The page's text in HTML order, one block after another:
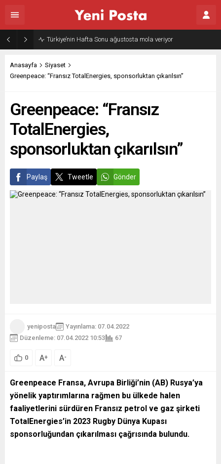
Türkiye’nin Hafta Sonu ağustosta mola veriyor
Anasayfa
Siyaset
Greenpeace: “Fransız TotalEnergies, sponsorluktan çıkarılsın”
Greenpeace: “Fransız
TotalEnergies,
sponsorluktan çıkarılsın”
Paylaş Tweetle Gönder
yeniposta
Yayınlama: 07.04.2022
Düzenleme: 07.04.2022 10:53
67
0 A+ A-
Greenpeace Fransa, Avrupa Birliği’nin (AB) Rusya’ya
yönelik yaptırımlarına rağmen bu ülkede halen
faaliyetlerini sürdüren Fransız petrol ve gaz şirketi
TotalEnergies’in 2023 Rugby Dünya Kupası
sponsorluğundan çıkarılması çağrısında bulundu.